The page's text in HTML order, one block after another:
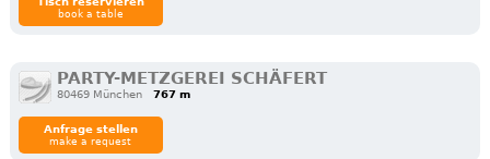
book a table
PARTY-METZGEREI SCHÄFERT
80469 München 767 m
Anfrage stellen
make a request